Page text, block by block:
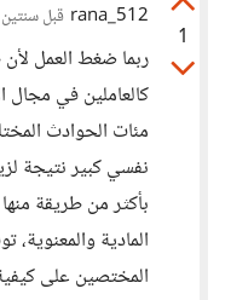
1
rana_512 قبل سنتين
ربما ضغط العمل
كالعاملين في مجال
مئات الحوادث
نفسي كبير نتيجة
بأكثر من طريقة منها
المادية
المختصين على